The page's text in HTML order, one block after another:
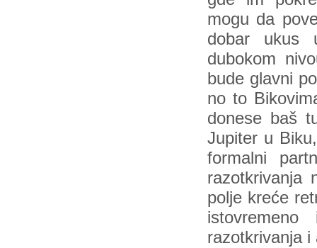
mogu da
dobar ukus
dubokom
bude glavni
no to
donese baš
Jupiter u
formalni
razotkrivanja
polje kreće
razotkrivanja i